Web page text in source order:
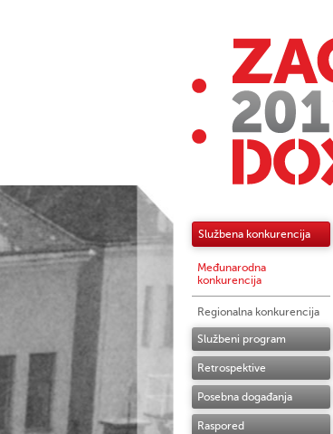
Službena konkurencija
Međunarodna
konkurencija
Regionalna konkurencija
Službeni program
Retrospektive
Posebna događanja
Raspored